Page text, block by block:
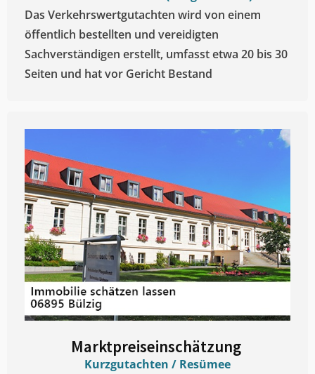
Das Verkehrswertgutachten wird von einem
öffentlich bestellten und vereidigten
Sachverständigen erstellt, umfasst etwa 20 bis 30
Seiten und hat vor Gericht Bestand
Marktpreiseinschätzung ​
Kurzgutachten / Resümee